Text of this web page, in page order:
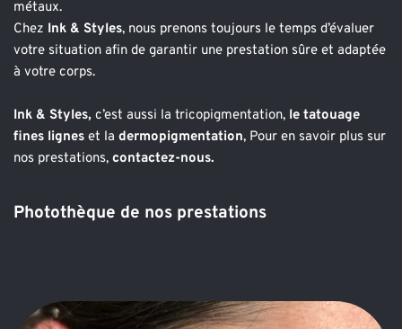
métaux.
Chez Ink & Styles, nous prenons toujours le temps d’évaluer
votre situation afin de garantir une prestation sûre et adaptée
à votre corps.
Ink & Styles, c’est aussi la tricopigmentation, le tatouage
fines lignes et la dermopigmentation, Pour en savoir plus sur
nos prestations, contactez-nous.
Photothèque de nos prestations